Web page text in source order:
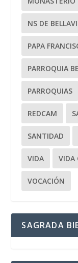
NS DE
PAPA
PARROQUIA
PARROQUIAS
REDCAM
SANTIDAD
VIDA VIDA
VOCACIÓN
SAGRADA